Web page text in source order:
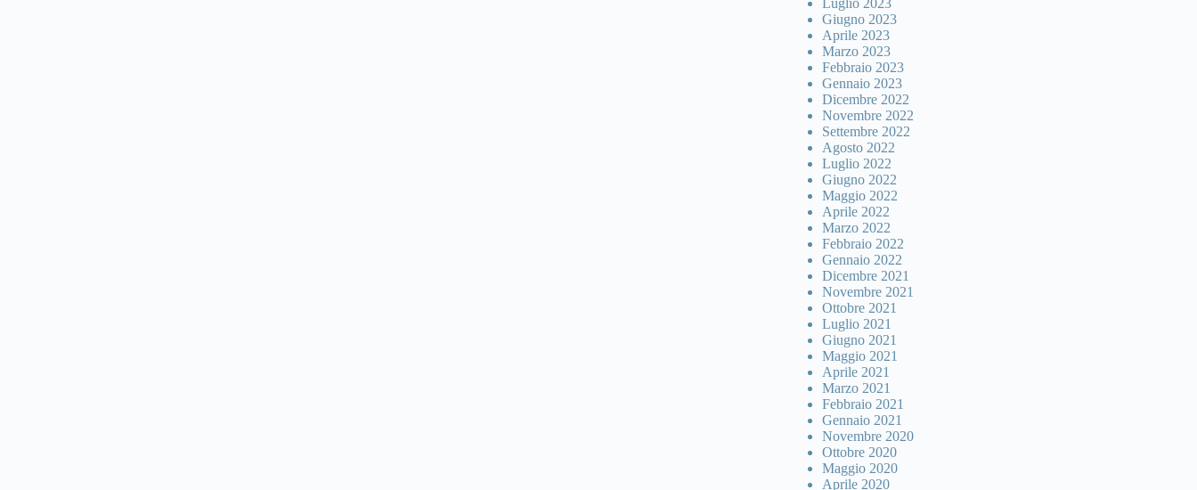
Luglio 2023
Giugno 2023
Aprile 2023
Marzo 2023
Febbraio 2023
Gennaio 2023
Dicembre 2022
Novembre 2022
Settembre 2022
Agosto 2022
Luglio 2022
Giugno 2022
Maggio 2022
Aprile 2022
Marzo 2022
Febbraio 2022
Gennaio 2022
Dicembre 2021
Novembre 2021
Ottobre 2021
Luglio 2021
Giugno 2021
Maggio 2021
Aprile 2021
Marzo 2021
Febbraio 2021
Gennaio 2021
Novembre 2020
Ottobre 2020
Maggio 2020
Aprile 2020